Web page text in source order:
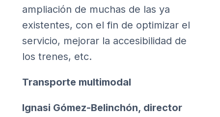
ampliación de muchas de las ya
existentes, con el fin de optimizar el
servicio, mejorar la accesibilidad de
los trenes, etc.
Transporte multimodal
Ignasi Gómez-Belinchón, director